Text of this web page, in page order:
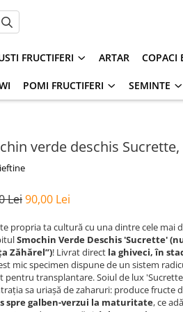
FRUCTIFERI ARTAR COPACI
POMI FRUCTIFERI SEMINTE
verde deschis
Lei90,00 Lei
propria ta cultură cu una dintre cele mai
Smochin Verde Deschis 'Sucrette'
Zăhărel”)! Livrat direct la ghiveci, în
mic specimen dispune de un sistem
pentru transplantare. Soiul de lux
sa uriașă de zaharuri: produce fructe
spre galben-verzui la maturitate, ce